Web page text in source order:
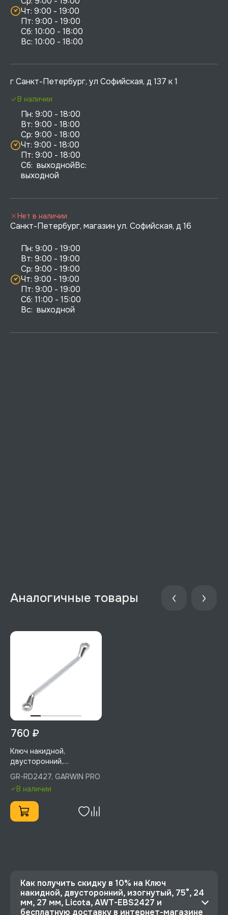
Чт: 9:00 - 19:00
Пт: 9:00 - 19:00
Сб: 10:00 - 18:00
г Санкт-Петербург, ул Софийская, д 137 к 1
Пн: 9:00 - 18:00
Вт: 9:00 - 18:00
Ср: 9:00 - 18:00
Чт: 9:00 - 18:00
Пт: 9:00 - 18:00
Сб:  выходнойВс:
выходной
В наличии
Санкт-Петербург, магазин ул. Софийская, д 16
Пн: 9:00 - 19:00
Вт: 9:00 - 19:00
Ср: 9:00 - 19:00
Чт: 9:00 - 19:00
Пт: 9:00 - 19:00
Сб: 11:00 - 15:00
Вс:  выходной
Нет в наличии
Аналогичные товары
760 ₽
Ключ накидной,
двусторонний,
изогнутый, 75°, 24 мм, 27
мм, GARWIN PRO, GR-
RD2427
GR-RD2427, GARWIN PRO
В наличии
Как получить скидку в 10% на Ключ
накидной, двусторонний, изогнутый, 75°, 24
мм, 27 мм, Licota, AWT-EBS2427 и
бесплатную доставку в интернет-магазине